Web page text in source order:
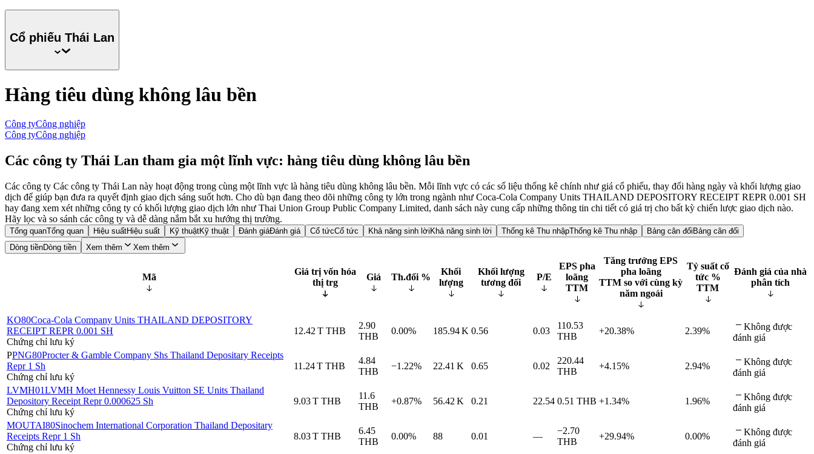
Cổ phiếu Thái Lan
Hàng tiêu dùng không lâu bền
Công tyCông nghiệp
Công tyCông nghiệp
Các công ty Thái Lan tham gia một lĩnh vực: hàng tiêu dùng không lâu bền
Các công ty Các công ty Thái Lan này hoạt động trong cùng một lĩnh vực là hàng tiêu dùng không lâu bền. Mỗi lĩnh vực có các số liệu thống kê chính như giá cổ phiếu, thay đổi hàng ngày và khối lượng giao
dịch để giúp bạn đưa ra quyết định giao dịch sáng suốt hơn. Cho dù bạn đang theo dõi những công ty lớn trong ngành như Coca-Cola Company Units THAILAND DEPOSITORY RECEIPT REPR 0.001 SH
hay đang xem xét những công ty có khối lượng giao dịch lớn như Thai Union Group Public Company Limited, danh sách này cung cấp những thông tin chi tiết có giá trị cho bất kỳ chiến lược giao dịch nào.
Hãy lọc và so sánh các công ty và dễ dàng nắm bắt xu hướng thị trường.
Tổng quanTổng quan Hiệu suấtHiệu suất Kỹ thuậtKỹ thuật Đánh giáĐánh giá Cổ tứcCổ tức Khả năng sinh lời Khả năng sinh lời Thống kê Thu nhậpThống kê Thu nhập Bảng cân đối Bảng cân đối
Dòng tiềnDòng tiền Xem thêm Xem thêm
Mã
Giá trị vốn hóa
thị trg
Giá Th.đổi %
Khối
lượng
Khối lượng
tương đối
P/E
EPS pha
loãng
TTM
Tăng trưởng EPS
pha loãng
TTM so với cùng kỳ
năm ngoái
Tỷ suất cổ
tức %
TTM
Đánh giá của nhà
phân tích
KO80Coca-Cola Company Units THAILAND DEPOSITORY
RECEIPT REPR 0.001 SH
Chứng chỉ lưu ký
12.42 T THB
2.90
THB
0.00% 185.94 K 0.56 0.03
110.53
THB
+20.38% 2.39%
Không được
đánh giá
PPNG80Procter & Gamble Company Shs Thailand Depositary Receipts
Repr 1 Sh
Chứng chỉ lưu ký
11.24 T THB
4.84
THB
−1.22% 22.41 K 0.65 0.02
220.44
THB
+4.15% 2.94%
Không được
đánh giá
LVMH01LVMH Moet Hennessy Louis Vuitton SE Units Thailand
Depository Receipt Repr 0.000625 Sh
Chứng chỉ lưu ký
9.03 T THB
11.6
THB
+0.87% 56.42 K 0.21 22.54 0.51 THB +1.34% 1.96%
Không được
đánh giá
MOUTAI80Sinochem International Corporation Thailand Depositary
Receipts Repr 1 Sh
Chứng chỉ lưu ký
8.03 T THB
6.45
THB
0.00% 88 0.01 —
−2.70
THB
+29.94% 0.00%
Không được
đánh giá